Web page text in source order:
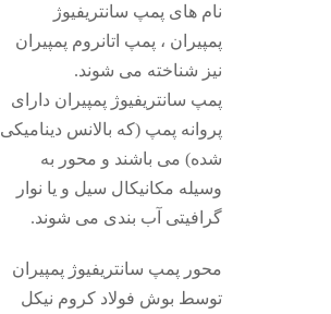
نام های پمپ سانتریفیوژ
پمپیران ، پمپ اتانروم پمپیران
نیز شناخته می شوند.
پمپ سانتریفیوژ پمپیران دارای
پروانه پمپ (که بالانس دینامیکی
شده) می باشند و محور به
وسیله مکانیکال سیل و یا نوار
گرافیتی آب بندی می شوند.
محور پمپ سانتریفیوژ پمپیران
توسط بوش فولاد کروم نیکل